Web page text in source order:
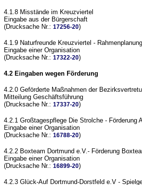
4.1.8 Misstände im Kreuzviertel
Eingabe aus der Bürgerschaft
(Drucksache Nr.: 17256-20)
4.1.9 Naturfreunde Kreuzviertel -
Eingabe einer Organisation
(Drucksache Nr.: 17322-20)
4.2 Eingaben wegen Förderung
4.2.0 Geförderte Maßnahmen der
Mitteilung Geschäftsführung
(Drucksache Nr.: 17337-20)
4.2.1 Großtagespflege Die Strolche - Förderung
Eingabe einer Organisation
(Drucksache Nr.: 16788-20)
4.2.2 Boxteam Dortmund e.V.- Förderung
Eingabe einer Organisation
(Drucksache Nr.: 16899-20)
4.2.3 Glück-Auf Dortmund-Dorstfeld e.V -